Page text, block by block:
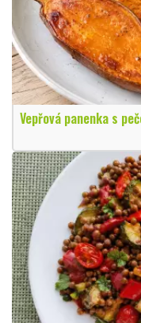
Vepřová panenka s